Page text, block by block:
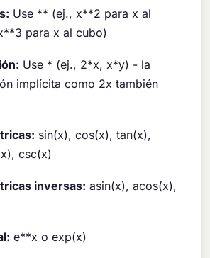
Use ** (ej., x**2 para x al
para x al cubo)
Use * (ej., 2*x, x*y) - la
implícita como 2x también
sin(x), cos(x), tan(x),
csc(x)
inversas: asin(x), acos(x),
e**x o exp(x)